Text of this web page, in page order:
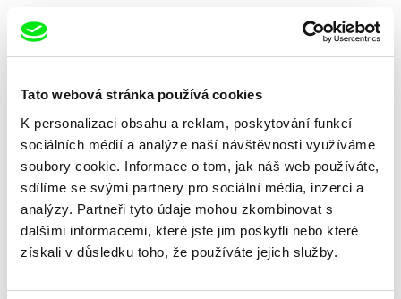
Tato webová stránka používá cookies
K personalizaci obsahu a reklam, poskytování funkcí
sociálních médií a analýze naší návštěvnosti využíváme
soubory cookie. Informace o tom, jak náš web používáte,
sdílíme se svými partnery pro sociální média, inzerci a
analýzy. Partneři tyto údaje mohou zkombinovat s
dalšími informacemi, které jste jim poskytli nebo které
získali v důsledku toho, že používáte jejich služby.
Ru Kuwahata, Max Porter
Prázdný prostor
Linda Kallistová Jablonská
Psí láska